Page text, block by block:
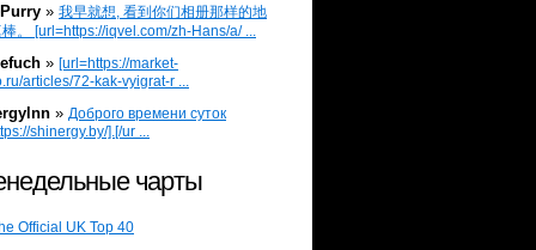
» 我早就想, 看到你们相册那样的地
。 [url=https://iqvel.com/zh-Hans/a/ ...
» [url=https://market-
articles/72-kak-vyigrat-r ...
» Доброго времени суток
shinergy.by/].[/ur ...
чарты
Official UK Top 40